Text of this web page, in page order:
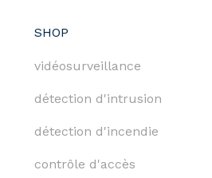
SHOP
vidéosurveillance
détection d'intrusion
détection d'incendie
contrôle d'accès